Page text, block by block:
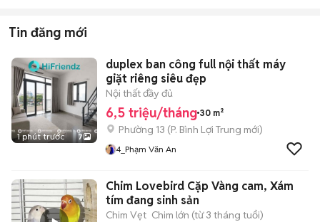
Tin đăng mới
1 phút trước 7
duplex ban công full nội thất máy
giặt riêng siêu đẹp
Nội thất đầy đủ
6,5 triệu/tháng 30 m²
Phường 13 (P. Bình Lợi Trung mới)
4_Phạm Văn An
Chim Lovebird Cặp Vàng cam, Xám
tím đang sinh sản
Chim Vẹt Chim lớn (từ 3 tháng tuổi)